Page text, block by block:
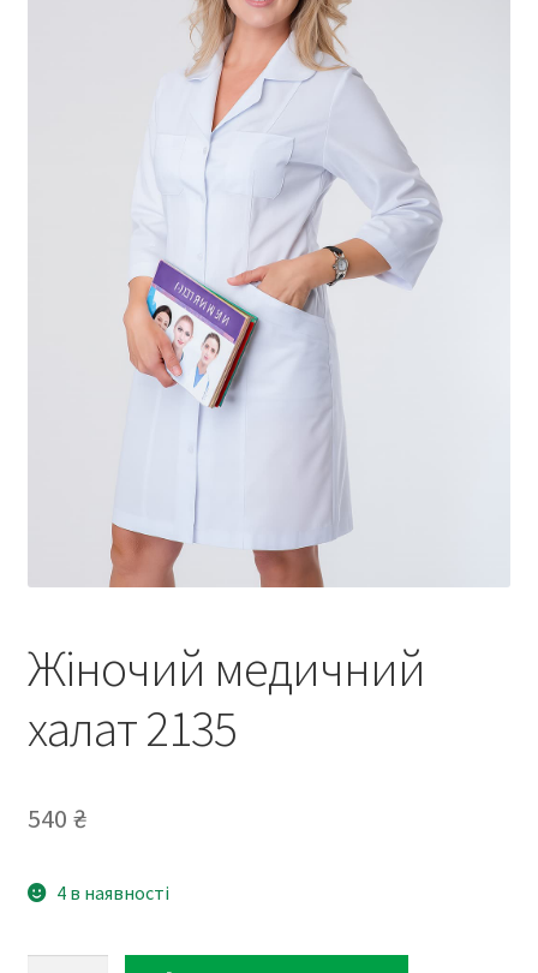
📲Замовити дзвінок
🟢Безкоштовна консультація
Жіночий медичний
халат 2135
540 ₴
4 в наявності